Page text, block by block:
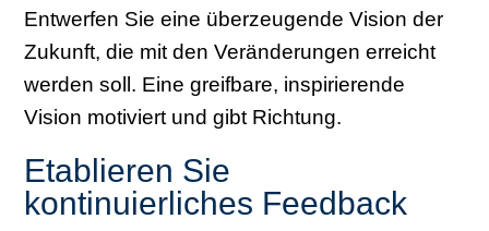
Entwerfen Sie eine überzeugende Vision der
Zukunft, die mit den Veränderungen erreicht
werden soll. Eine greifbare, inspirierende
Vision motiviert und gibt Richtung.
Etablieren Sie
kontinuierliches Feedback